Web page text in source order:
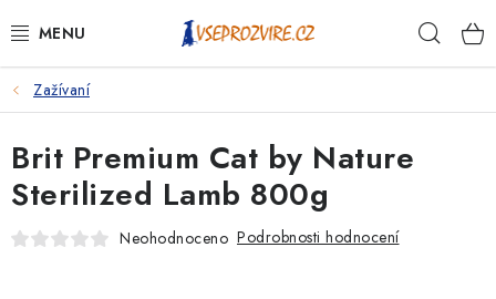
na
PSI
KOČKY
KONĚ
Zažívaní
Brit Premium Cat by Nature
Sterilized Lamb 800g
Neohodnoceno Podrobnosti hodnocení